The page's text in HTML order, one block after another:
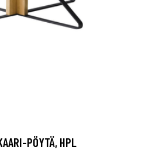
PÖYTÄ, HPL